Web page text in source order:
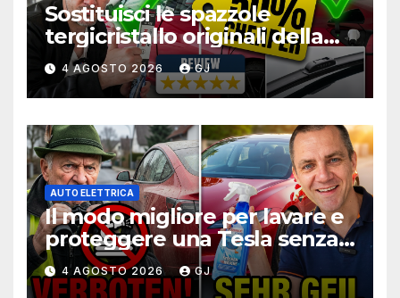
Sostituisci le spazzole
tergicristallo originali della
Tesla Model 3 a metà prezzo
4 AGOSTO 2026 GJ
AUTO ELETTRICA
Il modo migliore per lavare e
proteggere una Tesla senza
usare acqua mentre sei in
viaggio
4 AGOSTO 2026 GJ